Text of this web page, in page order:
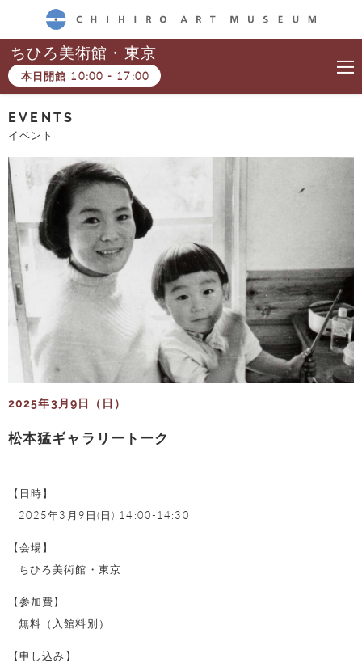
CHIHIRO ART MUSEUM
ちひろ美術館・東京
本日開館 10:00 - 17:00
EVENTS
イベント
2025年3月9日（日）
松本猛ギャラリートーク
【日時】
2025年3月9日(日) 14:00-14:30
【会場】
ちひろ美術館・東京
【参加費】
無料（入館料別）
【申し込み】